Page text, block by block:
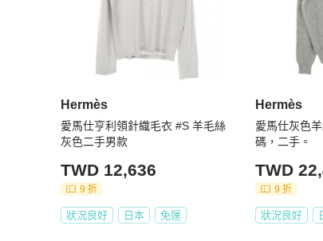
Hermès
愛馬仕亨利領針織毛衣 #S 羊毛絲
灰色二手男款
TWD 12,636
9 折
狀況良好 日本 免運
Hermès
愛馬仕灰色
碼，二手。
TWD
9 折
狀況良好